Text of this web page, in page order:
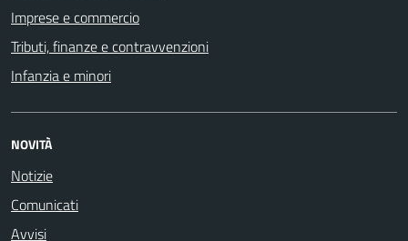
Imprese e commercio
Tributi, finanze e contravvenzioni
Infanzia e minori
NOVITÀ
Notizie
Comunicati
Avvisi